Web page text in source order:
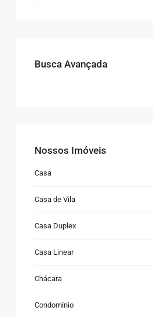
Busca Avançada
Nossos Imóveis
Casa
Casa de Vila
Casa Duplex
Casa Linear
Chácara
Condomínio